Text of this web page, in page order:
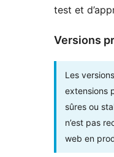
test et
Versions
Les
extensions
sûres ou
n’est pas
web en